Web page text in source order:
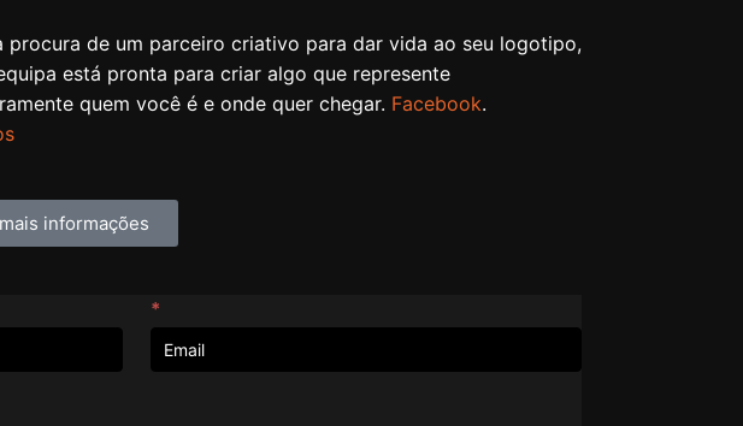
procura de um parceiro criativo para dar vida ao seu logotipo,
está pronta para criar algo que represente
quem você é e onde quer chegar. Facebook.
informações
*